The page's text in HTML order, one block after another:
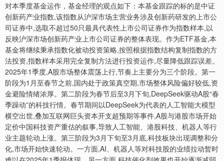
对本季度基金运作，基金经理的观点如下：本基金跟踪的标的是中证
创新药产业指数,该指数从沪深市场主营业务涉及创新药研发的上市公
司证券中,选取不超过50只最具代表性上市公司证券作为指数样本,以
反映沪深市场创新药产业上市公司证券的整体表现。作为ETF基金,本
基金将继续秉承指数化被动投资策略,按照根据指数结构复制指数的方
法投资,指数样本采用完全复制方法进行投资运作,尽量降低跟踪误差。
2025年1季度,A股市场整体震荡上行,节奏上主要分为三个阶段。第一
阶段为1月至春节之前,国内处于政策真空期,市场整体风险偏好较低,资
金避险情绪浓厚。第二阶段为春节后至3月下旬,DeepSeek驱动A股“春
季躁动”的科技行情。春节期间以DeepSeek为代表的人工智能大模型
横空出世,叠加互联网巨头资本开支超预期等事件,A股与港股市场开始
定价中国科技资产重估的叙事,导致人工智能、港股科技、机器人等行
业主题轮动上涨。第三阶段为3月下旬至3月底,科技板块出现调整和分
化,市场开始快速轮动。一方面,AI、机器人等对科技股的业绩拉动暂时